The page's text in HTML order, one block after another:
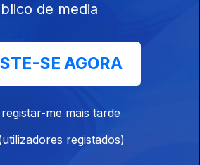
Ep. 13
de media
SE AGORA
me mais tarde
registados)